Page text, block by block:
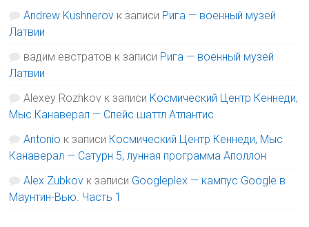
Andrew Kushnerov к записи Рига — военный музей
Латвии
вадим евстратов к записи Рига — военный музей
Латвии
Alexey Rozhkov к записи Космический Центр Кеннеди,
Мыс Канаверал — Спейс шаттл Атлантис
Antonio к записи Космический Центр Кеннеди, Мыс
Канаверал — Сатурн 5, лунная программа Аполлон
Alex Zubkov к записи Googleplex — кампус Google в
Маунтин-Вью. Часть 1